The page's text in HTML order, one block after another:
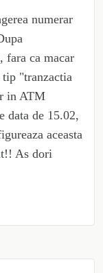
numerar
fara ca macar
tip "tranzactia
in ATM
data de 15.02,
aceasta
As dori